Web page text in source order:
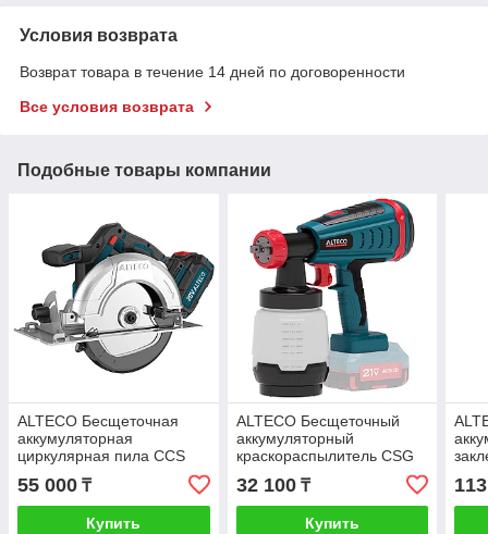
Условия возврата
Возврат товара в течение 14 дней по договоренности
Все условия возврата
Подобные товары компании
ALTECO Бесщеточная
аккумуляторная
циркулярная пила CCS
20-165 LI BL
55 000 ₸
Купить
ALTECO Бесщеточный
аккумуляторный
краскораспылитель CSG
21-1000 BL Solo (без АКБ
и ЗУ)
32 100₸
Купить